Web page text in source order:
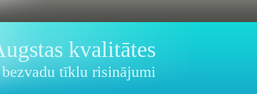
kvalitātes
bezvadu tīklu risinājumi